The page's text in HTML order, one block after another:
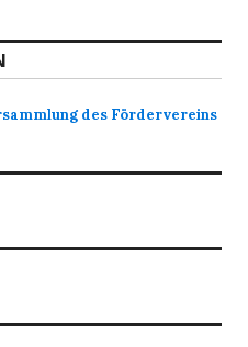
des Fördervereins